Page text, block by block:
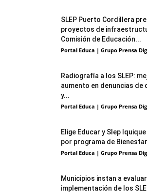
SLEP Puerto Cordillera
proyectos de
Comisión de Educación...
Portal Educa | Grupo Prensa
Radiografía a los SLEP:
aumento en denuncias de
y...
Portal Educa | Grupo Prensa
Elige Educar y Slep
por programa de
Portal Educa | Grupo Prensa
Municipios instan a
implementación de los